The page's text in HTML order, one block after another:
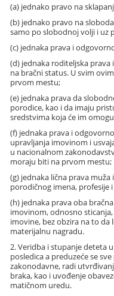
(a) jednako pravo na
(b) jednako pravo na
samo po slobodnoj volji i uz
(c) jednaka prava i
(d) jednaka roditeljska prava
na bračni status. U svim
prvom mestu;
(e) jednaka prava da
porodice, kao i da imaju
sredstvima koja će im
(f) jednaka prava i
upravljanja imovinom i
u nacionalnom
moraju biti na prvom mestu;
(g) jednaka lična prava
porodičnog imena, profesije
(h) jednaka prava oba
imovinom, odnosno
imovine, bez obzira na to da
materijalnu nagradu.
2. Veridba i stupanje deteta
posledica a preduzeće se
zakonodavne, radi
braka, kao i uvođenje
matičnom uredu.